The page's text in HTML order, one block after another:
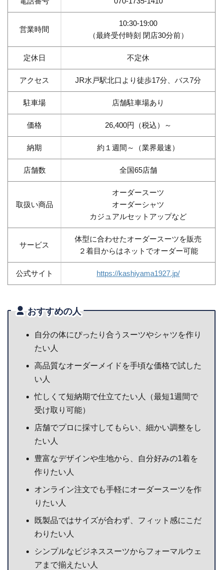
営業時間
10:30-19:00
（最終受付時刻 閉店30分前）
定休日 不定休
アクセス JR水戸駅北口より徒歩17分、バス7分
駐車場 店舗駐車場あり
価格 26,400円（税込）～
納期 約１週間～（業界最速）
店舗数 全国65店舗
取扱い商品
オーダースーツ
オーダーシャツ
カジュアルセットアップなど
サービス
体型に合わせたオーダースーツを販売
２着目からはネットでオーダー可能
公式サイト https://kashiyama1927.jp/
おすすめの人
自分の体にぴったり合うスーツやシャツを作り
たい人
高品質なオーダーメイドを手頃な価格で試した
い人
忙しくて短納期で仕立てたい人（最短1週間で
受け取り可能）
店舗でプロに採寸してもらい、細かい調整をし
たい人
豊富なデザインや生地から、自分好みの1着を
作りたい人
オンライン注文でも手軽にオーダースーツを作
りたい人
既製品ではサイズが合わず、フィット感にこだ
わりたい人
シンプルなビジネススーツからフォーマルウェ
アまで揃えたい人